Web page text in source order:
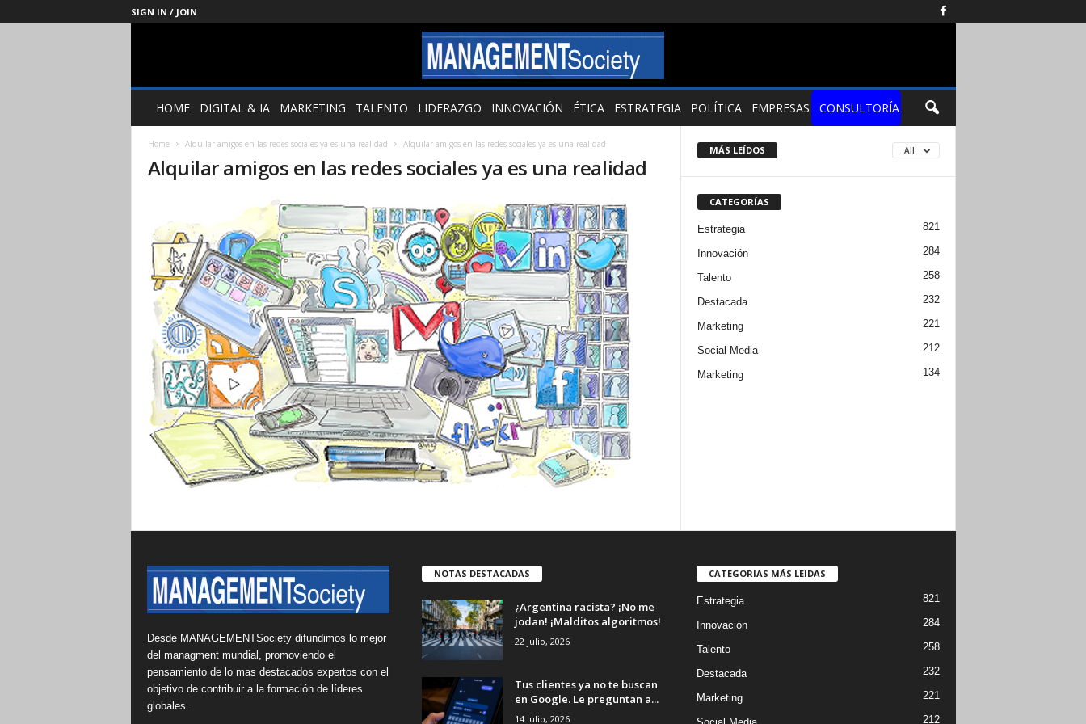
SIGN IN / JOIN
Management
SocietyHOME DIGITAL & IA MARKETING TALENTO LIDERAZGO INNOVACIÓN ÉTICA ESTRATEGIA POLÍTICA EMPRESAS CONSULTORÍA
Home Alquilar amigos en las redes sociales ya es una realidad Alquilar amigos en las redes sociales ya es una realidad
Alquilar amigos en las redes sociales ya es una realidad
MÁS LEÍDOS All
CATEGORÍAS
Estrategia 821
Innovación 284
Talento 258
Destacada 232
Marketing 221
Social Media 212
Marketing 134
Desde MANAGEMENTSociety difundimos lo mejor
del managment mundial, promoviendo el
pensamiento de lo mas destacados expertos con el
objetivo de contribuir a la formación de líderes
globales.
NOTAS DESTACADAS
¿Argentina racista? ¡No me
jodan! ¡Malditos algoritmos!
22 julio, 2026
Tus clientes ya no te buscan
en Google. Le preguntan a...
14 julio, 2026
CATEGORIAS MÁS LEIDAS
Estrategia 821
Innovación 284
Talento 258
Destacada 232
Marketing 221
212